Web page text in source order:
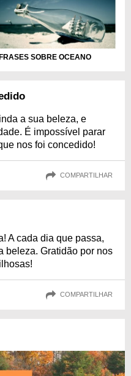
SOBRE OCEANO
a sua beleza, e
É impossível parar
nos foi concedido!
COMPARTILHAR
A cada dia que passa,
beleza. Gratidão por nos
COMPARTILHAR